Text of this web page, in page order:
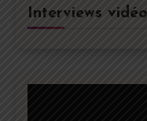
Interviews vidéo